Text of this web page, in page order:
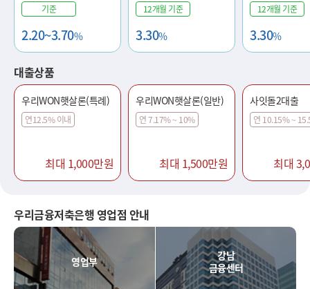
기준
2.20~3.70%
12개월 기준
3.30%
12개월 기준
3.30%
대출상품
우리WON햇살론(특례)
연12.5% 이내
최대 1,000만원
우리WON햇살론(일반)
연 7.17% ~ 10%
최대 1,500만원
사잇돌2대출
연 10.15% ~
최대
우리금융저축은행 영업점 안내
영업부
강남
금융센터